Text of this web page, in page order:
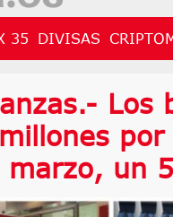
35 DIVISAS
Los
por
marzo, un